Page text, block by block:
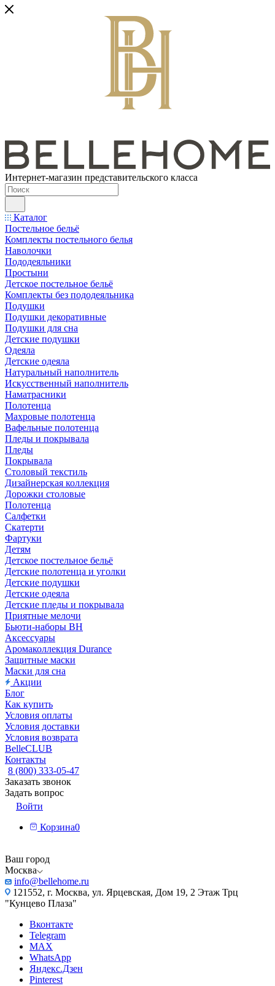
Интернет-магазин представительского класса
Каталог
Постельное бельё
Комплекты постельного белья
Наволочки
Пододеяльники
Простыни
Детское постельное бельё
Комплекты без пододеяльника
Подушки
Подушки декоративные
Подушки для сна
Детские подушки
Одеяла
Детские одеяла
Натуральный наполнитель
Искуcственный наполнитель
Наматрасники
Полотенца
Махровые полотенца
Вафельные полотенца
Пледы и покрывала
Пледы
Покрывала
Столовый текстиль
Дизайнерская коллекция
Дорожки столовые
Полотенца
Салфетки
Скатерти
Фартуки
Детям
Детское постельное бельё
Детские полотенца и уголки
Детские подушки
Детские одеяла
Детские пледы и покрывала
Приятные мелочи
Бьюти-наборы ВН
Аксессуары
Аромаколлекция Durance
Защитные маски
Маски для сна
Акции
Блог
Как купить
Условия оплаты
Условия доставки
Условия возврата
BelleCLUB
Контакты
8 (800) 333-05-47
Заказать звонок
Задать вопрос
Войти
Корзина0
Ваш город
Москва
info@bellehome.ru
121552, г. Москва, ул. Ярцевская, Дом 19, 2 Этаж Трц
"Кунцево Плаза"
Вконтакте
Telegram
MAX
WhatsApp
Яндекс.Дзен
Pinterest